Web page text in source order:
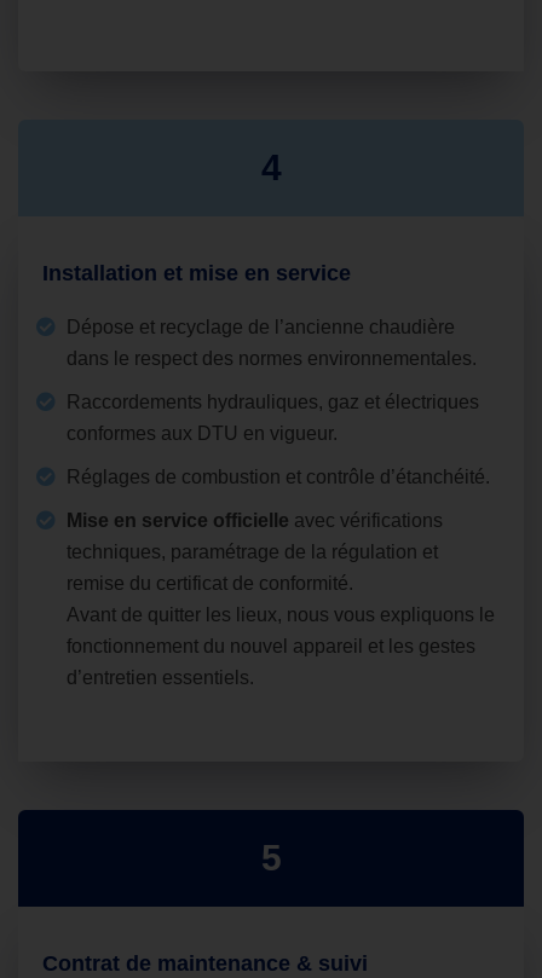
4
Installation et mise en service
Dépose et recyclage de l’ancienne chaudière
dans le respect des normes environnementales.
Raccordements hydrauliques, gaz et électriques
conformes aux DTU en vigueur.
Réglages de combustion et contrôle d’étanchéité.
Mise en service officielle avec vérifications
techniques, paramétrage de la régulation et
remise du certificat de conformité.
Avant de quitter les lieux, nous vous expliquons le
fonctionnement du nouvel appareil et les gestes
d’entretien essentiels.
5
Contrat de maintenance & suivi